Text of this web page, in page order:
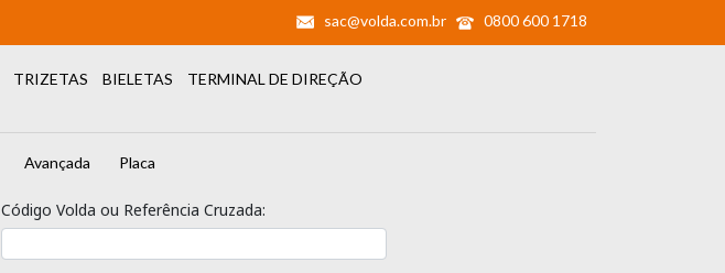
sac@volda.com.br 0800 600 1718
TRIZETAS BIELETAS TERMINAL DE DIREÇÃO
Avançada Placa
Código Volda ou Referência Cruzada: